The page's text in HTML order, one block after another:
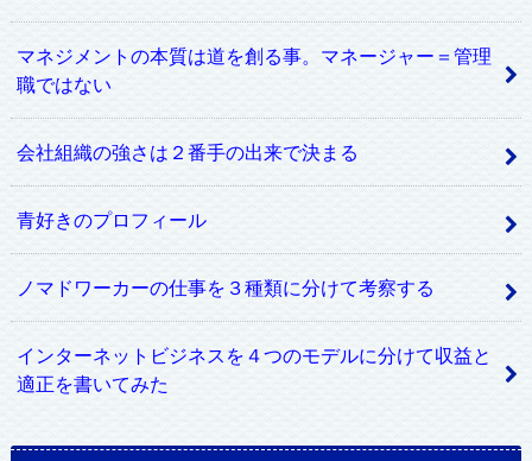
マネジメントの本質は道を創る事。マネージャー＝管理
職ではない
会社組織の強さは２番手の出来で決まる
青好きのプロフィール
ノマドワーカーの仕事を３種類に分けて考察する
インターネットビジネスを４つのモデルに分けて収益と
適正を書いてみた